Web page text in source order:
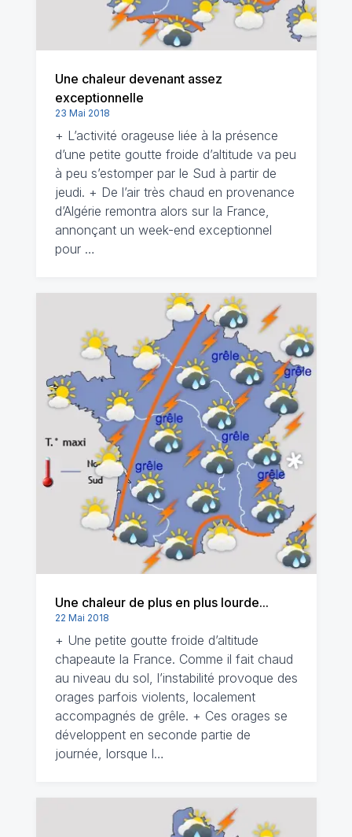
Une chaleur devenant assez
exceptionnelle
23 Mai 2018
+ L’activité orageuse liée à la présence
d’une petite goutte froide d’altitude va peu
à peu s’estomper par le Sud à partir de
jeudi. + De l’air très chaud en provenance
d’Algérie remontra alors sur la France,
annonçant un week-end exceptionnel
pour …
Une chaleur de plus en plus lourde...
22 Mai 2018
+ Une petite goutte froide d’altitude
chapeaute la France. Comme il fait chaud
au niveau du sol, l’instabilité provoque des
orages parfois violents, localement
accompagnés de grêle. + Ces orages se
développent en seconde partie de
journée, lorsque l…